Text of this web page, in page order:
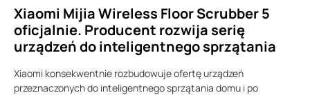
Xiaomi Mijia Wireless Floor Scrubber 5
oficjalnie. Producent rozwija serię
urządzeń do inteligentnego sprzątania
Xiaomi konsekwentnie rozbudowuje ofertę urządzeń
przeznaczonych do inteligentnego sprzątania domu i po